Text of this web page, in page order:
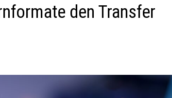
den Transfer